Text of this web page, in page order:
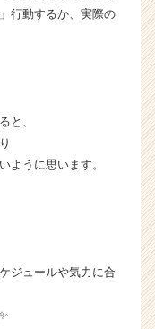
行動するか、実際の
と、
ように思います。
ジュールや気力に合